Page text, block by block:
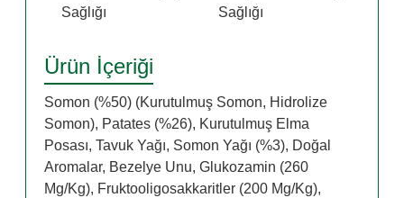
Sağlığı
Sağlığı
Ürün İçeriği
Somon (%50) (Kurutulmuş Somon, Hidrolize
Somon), Patates (%26), Kurutulmuş Elma
Posası, Tavuk Yağı, Somon Yağı (%3), Doğal
Aromalar, Bezelye Unu, Glukozamin (260
Mg/Kg), Fruktooligosakkaritler (200 Mg/Kg),